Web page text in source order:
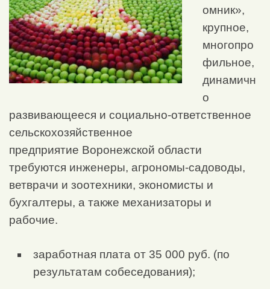
омник»,
крупное,
многопро
фильное,
динамичн
о
развивающееся и социально-ответственное
сельскохозяйственное
предприятие Воронежской области
требуются инженеры, агрономы-садоводы,
ветврачи и зоотехники, экономисты и
бухгалтеры, а также механизаторы и
рабочие.
заработная плата от 35 000 руб. (по
результатам собеседования);